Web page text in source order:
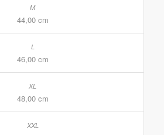
44,00 cm
46,00 cm
48,00 cm